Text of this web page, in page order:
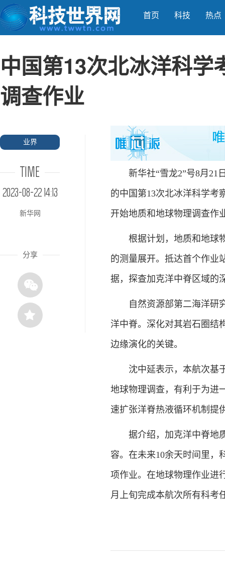
首页 科技 热点
中国第13次北冰洋科
调查作业
业界
TIME
2023-08-22 14:13
新华网
分享
新华社“雪龙2”号8月21日
的中国第13次北冰洋科学考
开始地质和地球物理调查作
根据计划，地质和地球物
的测量展开。抵达首个作业
据，探查加克洋中脊区域的
自然资源部第二海洋研究
洋中脊。深化对其岩石圈结
边缘演化的关键。
沈中延表示，本航次基于
地球物理调查，有利于为进
速扩张洋脊热液循环机制提
据介绍，加克洋中脊地质
容。在未来10余天时间里，
项作业。在地球物理作业进
月上旬完成本航次所有科考